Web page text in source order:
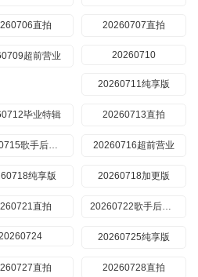
直拍 20260707直拍
超前营业 20260710
20260711纯享版
毕业特辑 20260713直拍
20260716超前营业
纯享版 20260718加更版
直拍 20260722歌手后花园
20260725纯享版
直拍 20260728直拍